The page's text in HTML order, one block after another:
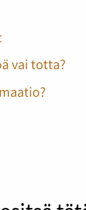
vai totta?